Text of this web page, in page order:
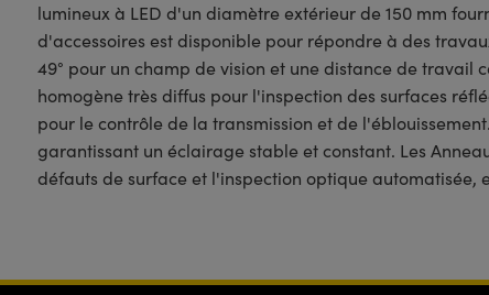
lumineux à LED d'un diamètre extérieur de 150 mm
d'accessoires est disponible pour répondre à des
49° pour un champ de vision et une distance de
homogène très diffus pour l'inspection des surfaces
pour le contrôle de la transmission et de
garantissant un éclairage stable et constant. Les
défauts de surface et l'inspection optique